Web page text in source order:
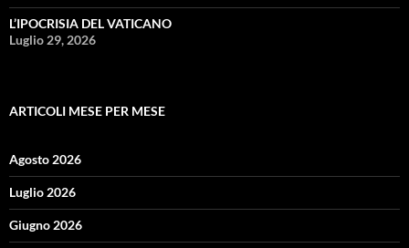
L’IPOCRISIA DEL VATICANO
Luglio 29, 2026
ARTICOLI MESE PER MESE
Agosto 2026
Luglio 2026
Giugno 2026